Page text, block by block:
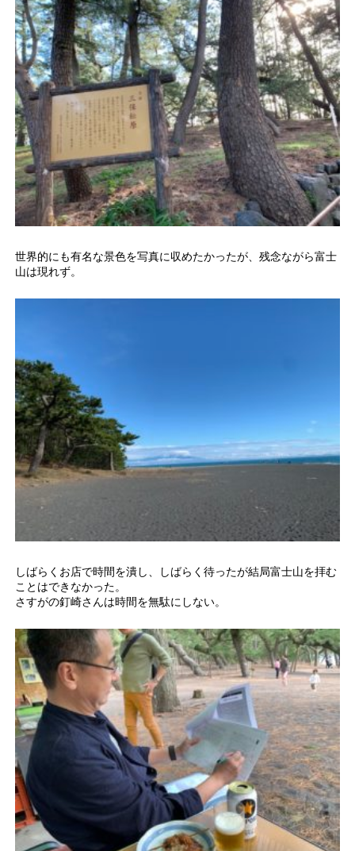
世界的にも有名な景色を写真に収めたかったが、残念ながら富士
山は現れず。
しばらくお店で時間を潰し、しばらく待ったが結局富士山を拝む
ことはできなかった。
さすがの釘崎さんは時間を無駄にしない。